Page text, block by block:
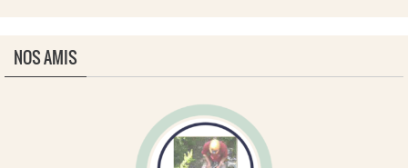
NOS AMIS